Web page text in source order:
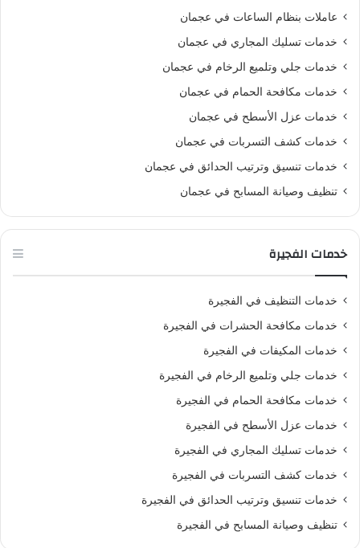
عاملات بنظام الساعات في عجمان
خدمات تسليك المجاري في عجمان
خدمات جلي وتلميع الرخام في عجمان
خدمات مكافحة الحمام في عجمان
خدمات عزل الأسطح في عجمان
خدمات كشف التسربات في عجمان
خدمات تنسيق وترتيب الحدائق في عجمان
تنظيف وصيانة المسابح في عجمان
خدمات الفجيرة
خدمات التنظيف في الفجيرة
خدمات مكافحة الحشرات في الفجيرة
خدمات المكيفات في الفجيرة
خدمات جلي وتلميع الرخام في الفجيرة
خدمات مكافحة الحمام في الفجيرة
خدمات عزل الأسطح في الفجيرة
خدمات تسليك المجاري في الفجيرة
خدمات كشف التسربات في الفجيرة
خدمات تنسيق وترتيب الحدائق في الفجيرة
تنظيف وصيانة المسابح في الفجيرة